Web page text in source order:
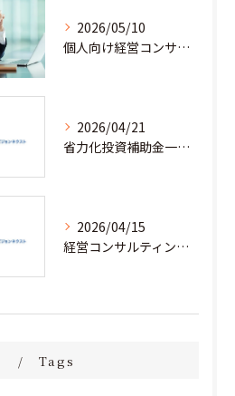
2026/05/10
個人向け経営コンサルタント料金の全貌を徹底解説
2026/04/21
省力化投資補助金一般型を経営コンサルティングと安心して活用するための実践ノウハウ
2026/04/15
経営コンサルティングと省力化補助金で人手不足企業が成果を出す実践事例集
Tags